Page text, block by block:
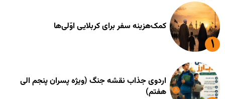
کمک‌هزینه سفر برای کربلایی اوّلی‌ها
اردوی جذاب نقشه جنگ (ویژه پسران پنجم الی
هفتم)